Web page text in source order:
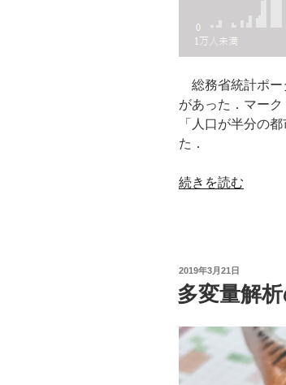
総務省統計ポー
があった．マー
「人口が半分の
た．
“人
市
を
EXCEL
の
続きを読む
投
稿
日:
2019年3月21日
多変量解